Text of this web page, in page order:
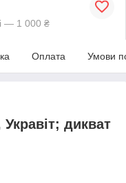
— 1 000 ₴
Оплата Умови
дикват